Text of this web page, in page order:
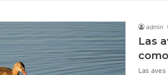
admin
Las
Las